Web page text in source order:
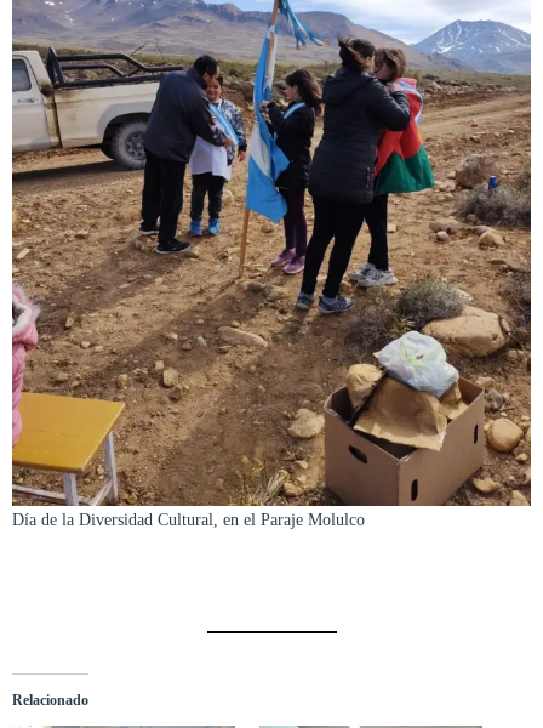
Día de la Diversidad Cultural, en el Paraje Molulco
Relacionado